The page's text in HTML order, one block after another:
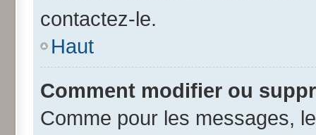
contactez-le.
Haut
Comment modifier ou
Comme pour les messages,